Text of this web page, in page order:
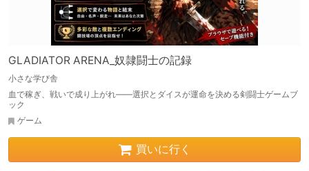
GLADIATOR ARENA_奴隷闘士の記録
小さな学び舎
血で稼ぎ、戦いで成り上がれ――選択とダイスが運命を決める剣闘士ゲームブ
ック
ゲーム
買いに行く